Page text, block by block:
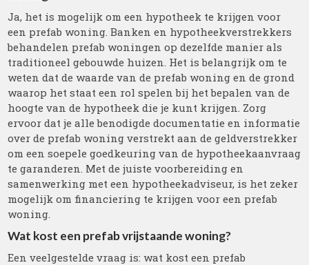
Ja, het is mogelijk om een hypotheek te krijgen voor
een prefab woning. Banken en hypotheekverstrekkers
behandelen prefab woningen op dezelfde manier als
traditioneel gebouwde huizen. Het is belangrijk om te
weten dat de waarde van de prefab woning en de grond
waarop het staat een rol spelen bij het bepalen van de
hoogte van de hypotheek die je kunt krijgen. Zorg
ervoor dat je alle benodigde documentatie en informatie
over de prefab woning verstrekt aan de geldverstrekker
om een soepele goedkeuring van de hypotheekaanvraag
te garanderen. Met de juiste voorbereiding en
samenwerking met een hypotheekadviseur, is het zeker
mogelijk om financiering te krijgen voor een prefab
woning.
Wat kost een prefab vrijstaande woning?
Een veelgestelde vraag is: wat kost een prefab